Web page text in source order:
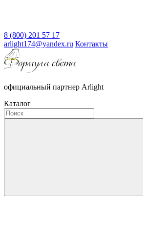
8 (800) 201 57 17
arlight174@yandex.ru Контакты
официальный партнер Arlight
Каталог